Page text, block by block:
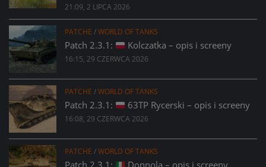
21:09, 2 LIPCA 2026
PATCHE /WORLD OF TANKS
Patch 2.3.1: Kolczatka – opis i screeny
16:15, 29 CZERWCA 2026
PATCHE /WORLD OF TANKS
Patch 2.3.1: 63TP Rycerski – opis i screeny
16:08, 29 CZERWCA 2026
PATCHE /WORLD OF TANKS